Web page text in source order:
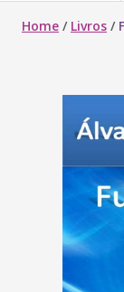
Home / Livros /